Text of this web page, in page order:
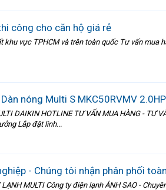
công cho căn hộ giá rẻ
vực TPHCM và trên toàn quốc Tư vấn mua
nóng Multi S MKC50RVMV 2.0HP
DAIKIN HOTLINE TƯ VẤN MUA HÀNG - TƯ
Lắp đặt linh...
- Chúng tôi nhận phân phối
MULTI Công ty điện lạnh ÁNH SAO -